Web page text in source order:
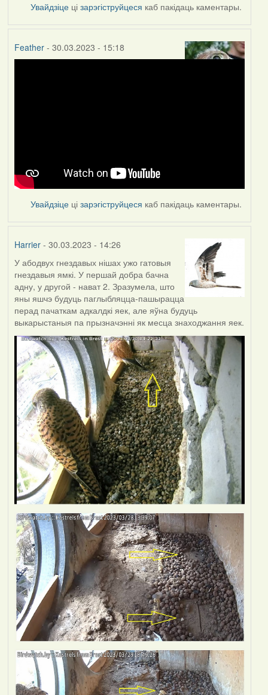
Увайдзіце цізарэгіструйцеся каб пакідаць каментары.
Feather- 30.03.2023 - 15:18
Увайдзіце цізарэгіструйцеся каб пакідаць каментары.
Harrier- 30.03.2023 - 14:26
У абодвух гнездавых нішах ужо гатовыя
гнездавыя ямкі. У першай добра бачна
адну, у другой - нават 2. Зразумела, што
яны яшчэ будуць паглыбляцца-пашырацца
перад пачаткам адкалдкі яек, але яўна будуць
выкарыстаныя па прызначэнні як месца знаходжання яек.